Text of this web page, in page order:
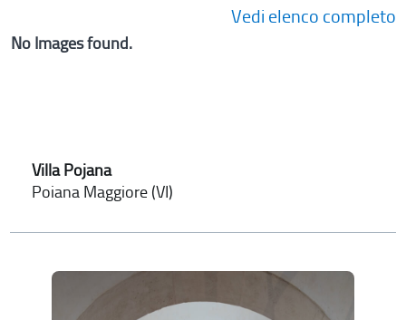
Vedi elenco completo
No Images found.
Villa Pojana
Poiana Maggiore (VI)